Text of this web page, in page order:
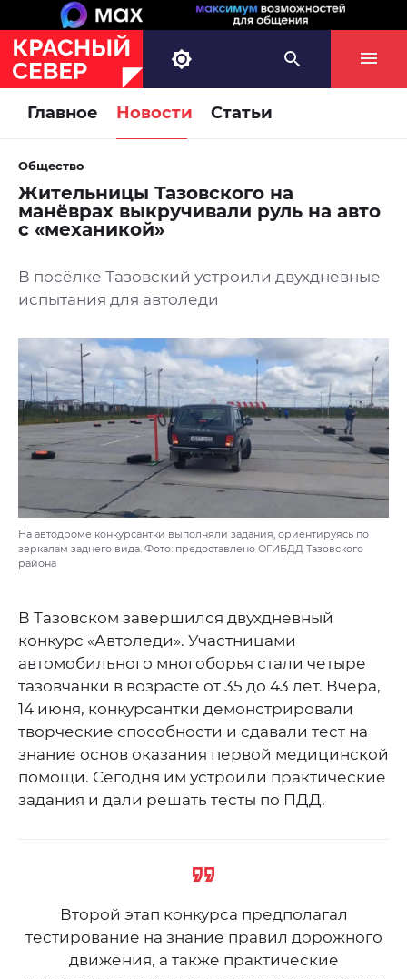
Главное Новости Статьи
Общество
Жительницы Тазовского на
манёврах выкручивали руль на авто
с «механикой»
В посёлке Тазовский устроили двухдневные
испытания для автоледи
На автодроме конкурсантки выполняли задания, ориентируясь по
зеркалам заднего вида. Фото: предоставлено ОГИБДД Тазовского
района
В Тазовском завершился двухдневный
конкурс «Автоледи». Участницами
автомобильного многоборья стали четыре
тазовчанки в возрасте от 35 до 43 лет. Вчера,
14 июня, конкурсантки демонстрировали
творческие способности и сдавали тест на
знание основ оказания первой медицинской
помощи. Сегодня им устроили практические
задания и дали решать тесты по ПДД.
Второй этап конкурса предполагал
тестирование на знание правил дорожного
движения, а также практические